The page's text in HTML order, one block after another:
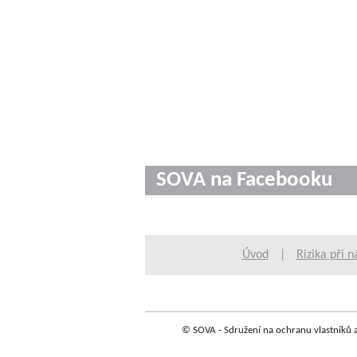
SOVA na Facebooku
Úvod Rizika při
© SOVA - Sdružení na ochranu